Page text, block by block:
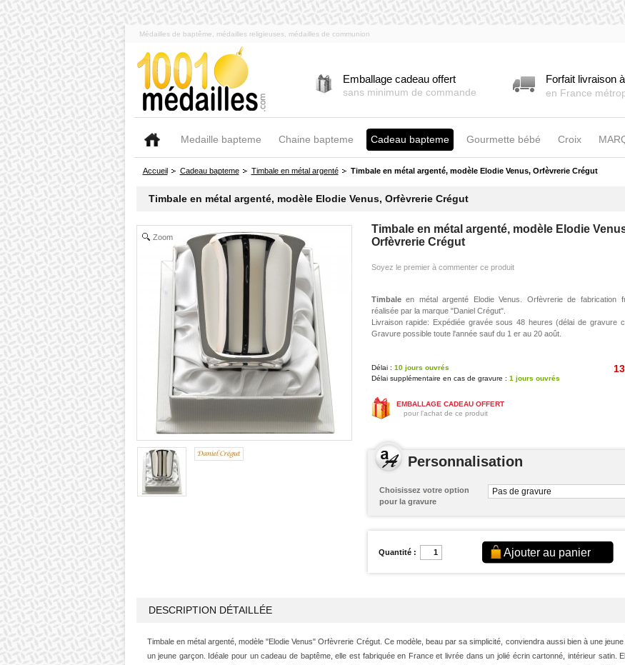
Médailles de baptême, médailles religieuses, médailles de communion
Emballage cadeau offert
sans minimum de commande
Forfait livraison
en France
Medaille bapteme Chaine bapteme Cadeau bapteme Gourmette bébé Croix
Accueil Cadeau bapteme Timbale en métal argenté Timbale en métal argenté, modèle Elodie Venus, Orfèvrerie Crégut
Timbale en métal argenté, modèle Elodie Venus, Orfèvrerie Crégut
Zoom
Timbale en métal argenté, modèle Elodie
Orfèvrerie Crégut
Soyez le premier à commenter ce produit
Timbaleen métal argenté Elodie Venus. Orfèvrerie de fabrication
réalisée par la marque "Daniel Crégut".
Livraison rapide: Expédiée gravée sous 48 heures (délai de gravure
Gravure possible toute l'année sauf du 1 er au 20 août.
Délai : 10 jours ouvrés
Délai supplémentaire en cas de gravure : 1 jours ouvrés
EMBALLAGE CADEAU OFFERT
pour l’achat de ce produit
Personnalisation
Choisissez votre option
pour la gravure
Quantité :
DESCRIPTION DÉTAILLÉE
Timbale en métal argenté, modèle "Elodie Venus" Orfèvrerie Crégut. Ce modèle, beau par sa simplicité, conviendra aussi bien à une jeune
un jeune garçon. Idéale pour un cadeau de baptême, elle est fabriquée en France et livrée dans un jolié écrin cartonné, intérieur satin.